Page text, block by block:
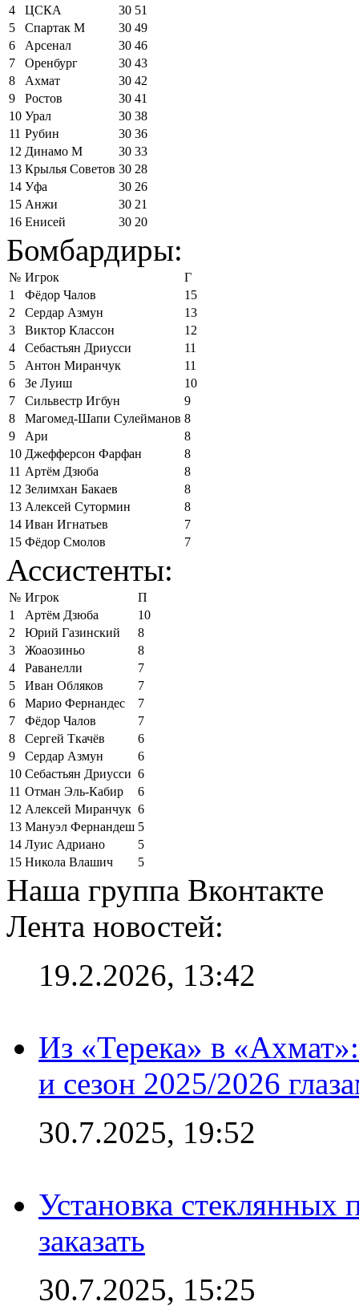
4
ЦСКА 30 51
5
Спартак М 30 49
6
Арсенал 30 46
7
Оренбург 30 43
8
Ахмат 30 42
9
Ростов 30 41
10 Урал 30 38
11 Рубин 30 36
12 Динамо М 30 33
13 Крылья Советов 30 28
14 Уфа 30 26
15 Анжи 30 21
16 Енисей 30 20
Бомбардиры:
№ Игрок
Г
1
Фёдор Чалов
15
2
Сердар Азмун
13
3
Виктор Классон
12
4
Себастьян Дриусси
11
5
Антон Миранчук
11
6
Зе Луиш
10
7
Сильвестр Игбун
9
8
Магомед-Шапи Сулейманов 8
9
Ари
8
10 Джефферсон Фарфан
8
11 Артём Дзюба
8
12 Зелимхан Бакаев
8
13 Алексей Сутормин
8
14 Иван Игнатьев
7
15 Фёдор Смолов 7
Ассистенты:
№ Игрок
П
1
Артём Дзюба
10
2
Юрий Газинский
8
3
Жоаозиньо
8
4
Раванелли
7
5
Иван Обляков
7
6
Марио Фернандес
7
7
Фёдор Чалов
7
8
Сергей Ткачёв
6
9
Сердар Азмун
6
10 Себастьян Дриусси 6
11 Отман Эль-Кабир
6
12 Алексей Миранчук 6
13 Мануэл Фернандеш 5
14 Луис Адриано
5
15 Никола Влашич 5
Наша группа Вконтакте
Лента новостей:
19.2.2026, 13:42
Из «Терека» в
и сезон 2025/2026
30.7.2025, 19:52
Установка стеклянных
заказать
30.7.2025, 15:25